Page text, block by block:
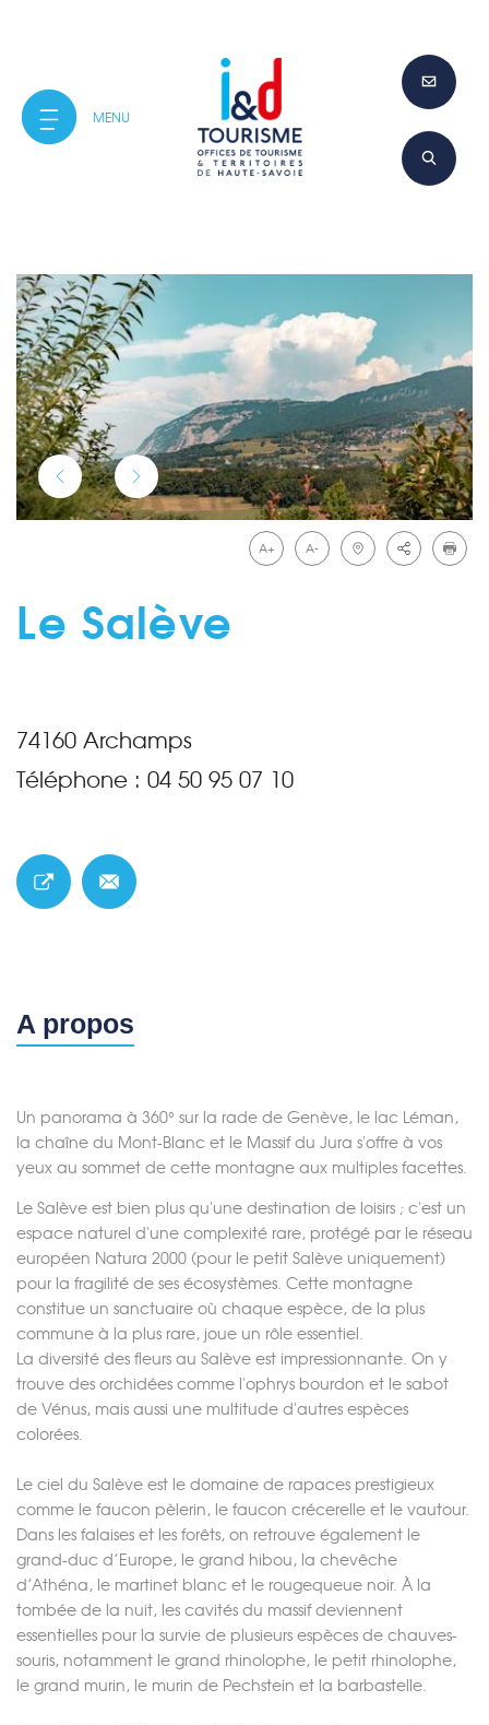
A+ A-
Le Salève
74160 Archamps
Téléphone : 04 50 95 07 10
A propos
Un panorama à 360° sur la rade de Genève, le lac Léman,
la chaîne du Mont-Blanc et le Massif du Jura s'offre à vos
yeux au sommet de cette montagne aux multiples facettes.
Le Salève est bien plus qu'une destination de loisirs ; c'est un
espace naturel d'une complexité rare, protégé par le réseau
européen Natura 2000 (pour le petit Salève uniquement)
pour la fragilité de ses écosystèmes. Cette montagne
constitue un sanctuaire où chaque espèce, de la plus
commune à la plus rare, joue un rôle essentiel.
La diversité des fleurs au Salève est impressionnante. On y
trouve des orchidées comme l'ophrys bourdon et le sabot
de Vénus, mais aussi une multitude d'autres espèces
colorées.
Le ciel du Salève est le domaine de rapaces prestigieux
comme le faucon pèlerin, le faucon crécerelle et le vautour.
Dans les falaises et les forêts, on retrouve également le
grand-duc d’Europe, le grand hibou, la chevêche
d’Athéna, le martinet blanc et le rougequeue noir. À la
tombée de la nuit, les cavités du massif deviennent
essentielles pour la survie de plusieurs espèces de chauves-
souris, notamment le grand rhinolophe, le petit rhinolophe,
le grand murin, le murin de Pechstein et la barbastelle.